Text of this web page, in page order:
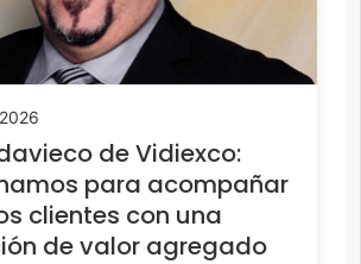
de Vidiexco:
para acompañar
clientes con una
de valor agregado